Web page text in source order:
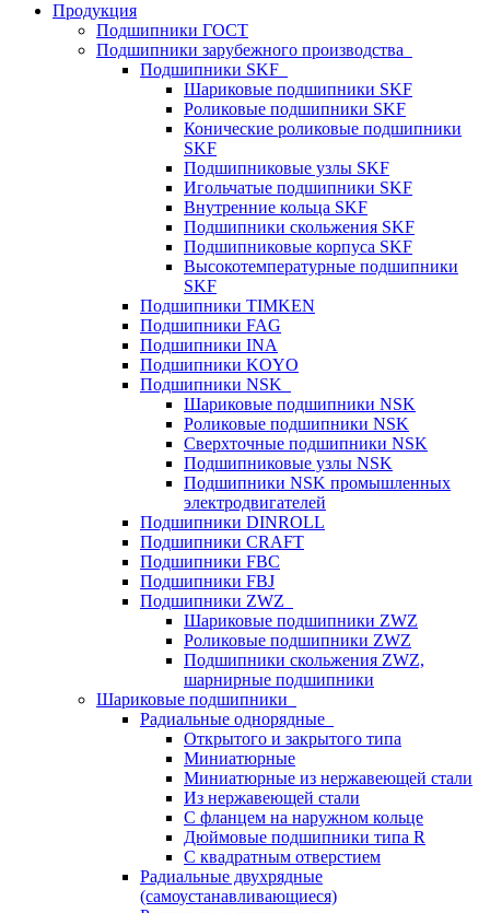
Продукция
Подшипники ГОСТ
Подшипники зарубежного производства
Подшипники SKF
Шариковые подшипники SKF
Роликовые подшипники SKF
Конические роликовые подшипники
SKF
Подшипниковые узлы SKF
Игольчатые подшипники SKF
Внутренние кольца SKF
Подшипники скольжения SKF
Подшипниковые корпуса SKF
Высокотемпературные подшипники
SKF
Подшипники TIMKEN
Подшипники FAG
Подшипники INA
Подшипники KOYO
Подшипники NSK
Шариковые подшипники NSK
Роликовые подшипники NSK
Сверхточные подшипники NSK
Подшипниковые узлы NSK
Подшипники NSK промышленных
электродвигателей
Подшипники DINROLL
Подшипники CRAFT
Подшипники FBC
Подшипники FBJ
Подшипники ZWZ
Шариковые подшипники ZWZ
Роликовые подшипники ZWZ
Подшипники скольжения ZWZ,
шарнирные подшипники
Шариковые подшипники
Радиальные однорядные
Открытого и закрытого типа
Миниатюрные
Миниатюрные из нержавеющей стали
Из нержавеющей стали
С фланцем на наружном кольце
Дюймовые подшипники типа R
С квадратным отверстием
Радиальные двухрядные
(самоустанавливающиеся)